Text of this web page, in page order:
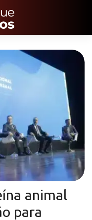
animal
para